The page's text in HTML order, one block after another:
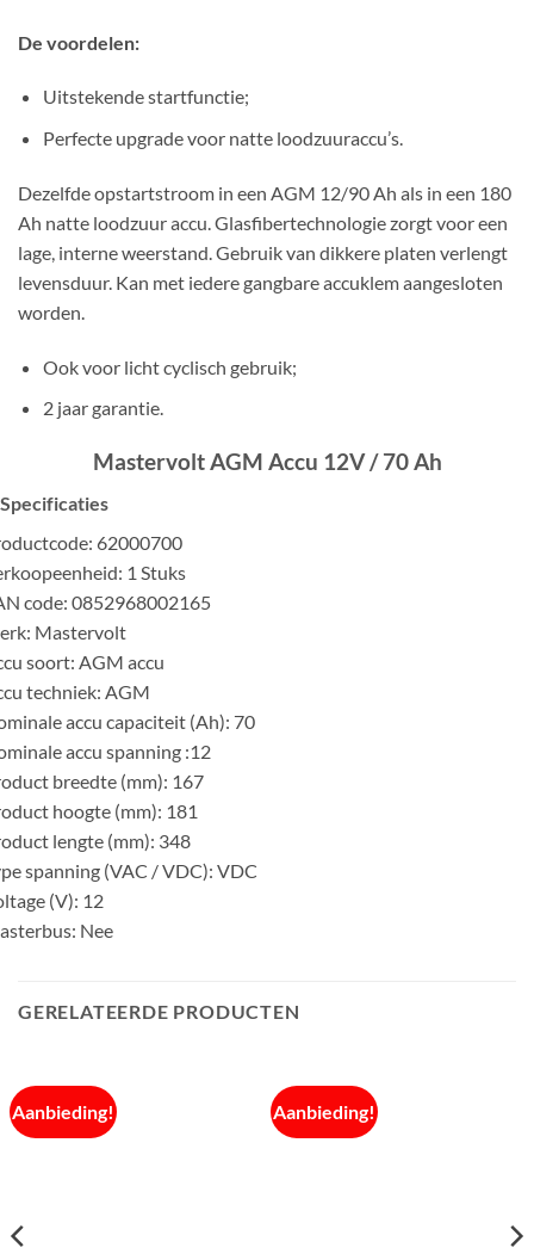
De voordelen:
Uitstekende startfunctie;
Perfecte upgrade voor natte loodzuuraccu’s.
Dezelfde opstartstroom in een AGM 12/90 Ah als in een 180
Ah natte loodzuur accu. Glasfibertechnologie zorgt voor een
lage, interne weerstand. Gebruik van dikkere platen verlengt
levensduur. Kan met iedere gangbare accuklem aangesloten
worden.
Ook voor licht cyclisch gebruik;
2 jaar garantie.
Mastervolt AGM Accu 12V / 70 Ah
Specificaties
62000700
1 Stuks
code: 0852968002165
Mastervolt
soort: AGM accu
techniek: AGM
accu capaciteit (Ah): 70
accu spanning :12
breedte (mm): 167
hoogte (mm): 181
lengte (mm): 348
spanning (VAC / VDC): VDC
(V): 12
Nee
GERELATEERDE PRODUCTEN
Aanbieding! Aanbieding!